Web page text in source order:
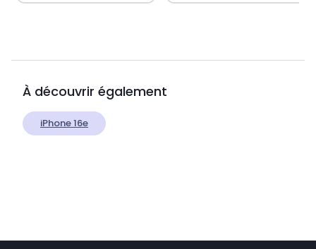
À découvrir également
iPhone 16e